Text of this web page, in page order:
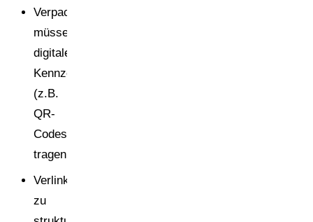
Verpackungen
müssen
digitale
Kennzeichen
(z.B.
QR-
Codes)
tragen
Verlinkung
zu